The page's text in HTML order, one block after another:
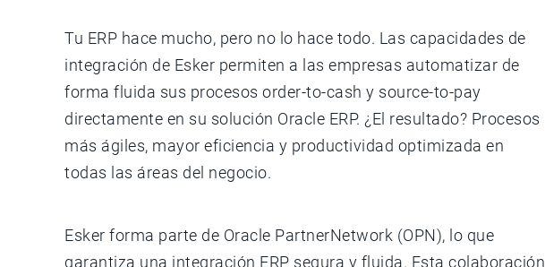
Tu ERP hace mucho, pero no lo hace todo. Las capacidades de
integración de Esker permiten a las empresas automatizar de
forma fluida sus procesos order-to-cash y source-to-pay
directamente en su solución Oracle ERP. ¿El resultado? Procesos
más ágiles, mayor eficiencia y productividad optimizada en
todas las áreas del negocio.
Esker forma parte de Oracle PartnerNetwork (OPN), lo que
garantiza una integración ERP segura y fluida. Esta colaboración